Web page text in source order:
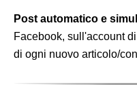
Post automatico e
Facebook, sull'account
di ogni nuovo articolo/